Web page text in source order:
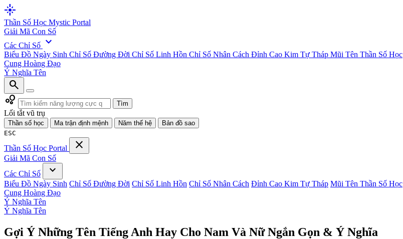
flare
Thần Số Học Mystic Portal
Giải Mã Con Số
Các Chỉ Số expand_more
Biểu Đồ Ngày Sinh Chỉ Số Đường Đời Chỉ Số Linh Hồn Chỉ Số Nhân Cách Đỉnh Cao Kim Tự Tháp Mũi Tên Thần Số Học
Cung Hoàng Đạo
Ý Nghĩa Tên
search
bubble_chart
Tìm
Lối tắt vũ trụ
Thần số học Ma trận định mệnh Năm thế hệ
Bản đồ sao
ESC
Thần Số Học Portal close
Giải Mã Con Số
Các Chỉ Số
expand_more
Biểu Đồ Ngày Sinh Chỉ Số Đường Đời Chỉ Số Linh Hồn Chỉ Số Nhân Cách Đỉnh Cao Kim Tự Tháp Mũi Tên Thần Số Học
Cung Hoàng Đạo
Ý Nghĩa Tên
Ý Nghĩa Tên
Gợi Ý Những Tên Tiếng Anh Hay Cho Nam Và Nữ Ngắn Gọn & Ý Nghĩa